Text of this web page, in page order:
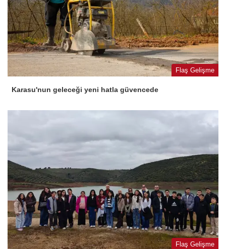
Flaş Gelişme
Karasu'nun geleceği yeni hatla güvencede
Flaş Gelişme